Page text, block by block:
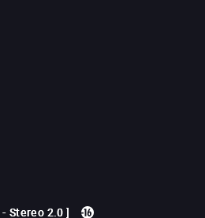
- Stereo 2.0 ]